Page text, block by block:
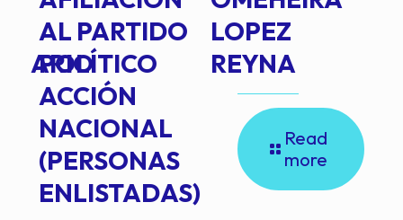
AL PARTIDO
POLÍTICO
ACCIÓN
NACIONAL
(PERSONAS
ENLISTADAS)
LOPEZ
REYNA
Read
more